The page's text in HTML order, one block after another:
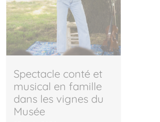
Spectacle conté et
musical en famille
dans les vignes du
Musée